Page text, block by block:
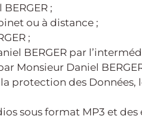
;
ou à distance ;
;
BERGER par
Monsieur Daniel
la protection des
sous format MP3 et des